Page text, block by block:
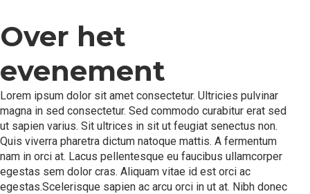
Over het
evenement
Lorem ipsum dolor sit amet consectetur. Ultricies pulvinar
magna in sed consectetur. Sed commodo curabitur erat sed
ut sapien varius. Sit ultrices in sit ut feugiat senectus non.
Quis viverra pharetra dictum natoque mattis. A fermentum
nam in orci at. Lacus pellentesque eu faucibus ullamcorper
egestas sem dolor cras. Aliquam vitae id est orci ac
egestas.Scelerisque sapien ac arcu orci in ut at. Nibh donec